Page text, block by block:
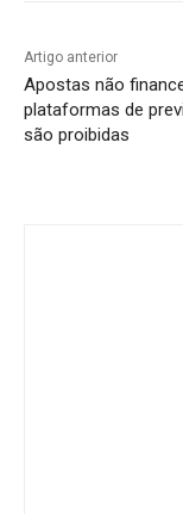
Artigo anterior
Apostas não
plataformas de
são proibidas